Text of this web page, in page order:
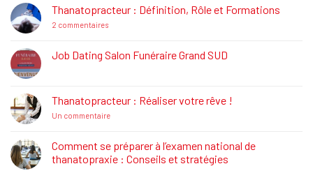
La
Réglementation
Funéraire
Thanatopracteur : Définition, Rôle et Formations
2 commentairessur
Définition,
Rôle
Job Dating Salon Funéraire Grand SUD
Job
Dating
Salon
SUD
Thanatopracteur : Réaliser votre rêve !
Un commentairesur
Réaliser
votre
rêve
Comment se préparer à l’examen national de
thanatopraxie : Conseils et stratégies